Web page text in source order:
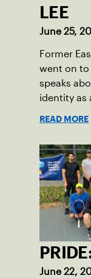
LEE
June 25,
Former
went on to
speaks
identity as
READ MORE
June 22,